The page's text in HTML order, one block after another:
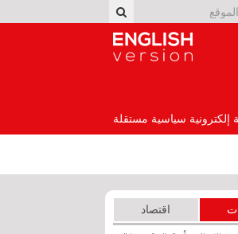
إلكترونية سياسية مستقلة
اقتصاد